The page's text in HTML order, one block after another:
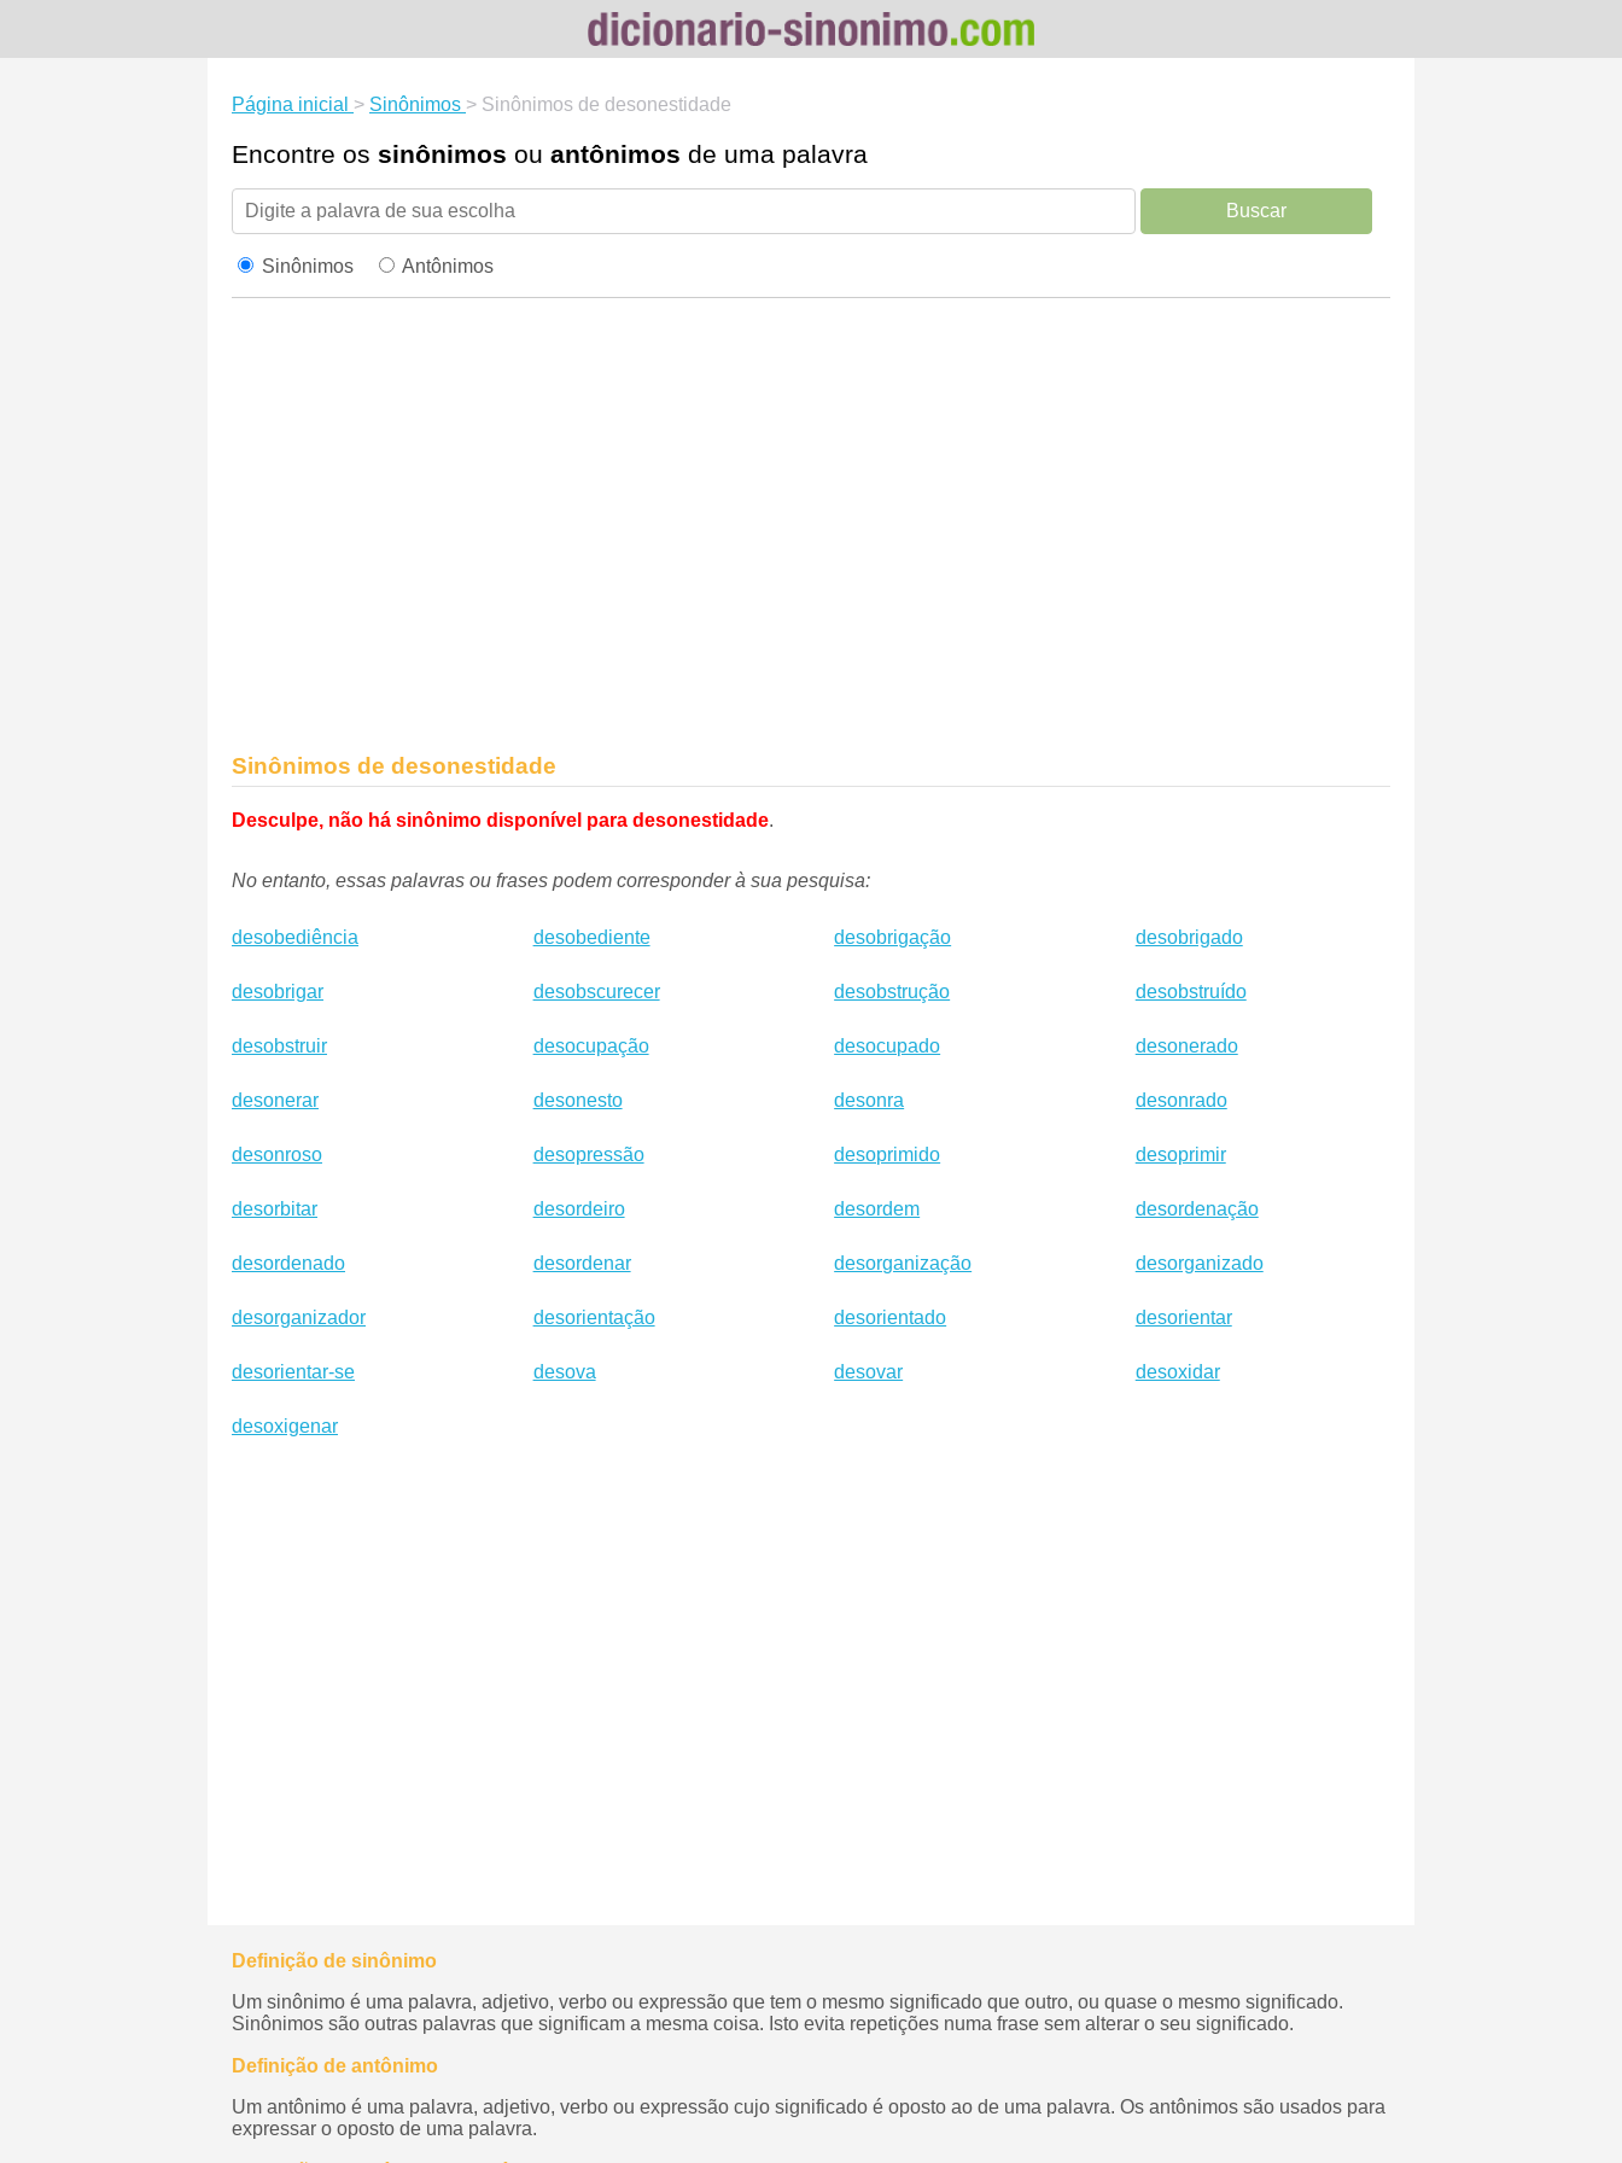
Página inicial > Sinônimos > Sinônimos de desonestidade
Encontre os sinônimos ou antônimos de uma palavra
Buscar
Sinônimos Antônimos
Sinônimos de desonestidade
Desculpe, não há sinônimo disponível para desonestidade.
No entanto, essas palavras ou frases podem corresponder à sua pesquisa:
desobediência desobediente desobrigação desobrigado
desobrigar desobscurecer desobstrução desobstruído
desobstruir desocupação desocupado desonerado
desonerar desonesto desonra desonrado
desonroso desopressão desoprimido desoprimir
desorbitar desordeiro desordem desordenação
desordenado desordenar desorganização desorganizado
desorganizador desorientação desorientado desorientar
desorientar-se desova desovar desoxidar
desoxigenar
Definição de sinônimo
Um sinônimo é uma palavra, adjetivo, verbo ou expressão que tem o mesmo significado que outro, ou quase o mesmo significado.
Sinônimos são outras palavras que significam a mesma coisa. Isto evita repetições numa frase sem alterar o seu significado.
Definição de antônimo
Um antônimo é uma palavra, adjetivo, verbo ou expressão cujo significado é oposto ao de uma palavra. Os antônimos são usados para
expressar o oposto de uma palavra.